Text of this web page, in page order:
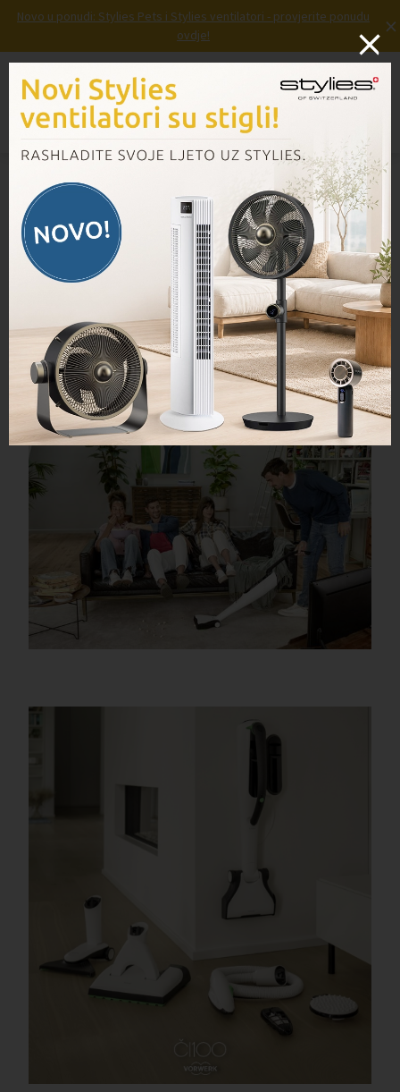
Novo u ponudi: Stylies Pets i Stylies ventilatori - provjerite ponudu
ovdje!
×
Prijava Košarica
Novosti
Vorwerk škola – Prašina i kako je
se riješiti
Škola je počela za sve naše najmlađe. A za
one malo starije imamo Vorwerk ČI100 MALU
ŠKOLU ČIŠĆENJA, kako bi sve očistili brzo i
lako, za više vremena s Vašim bližnjima.